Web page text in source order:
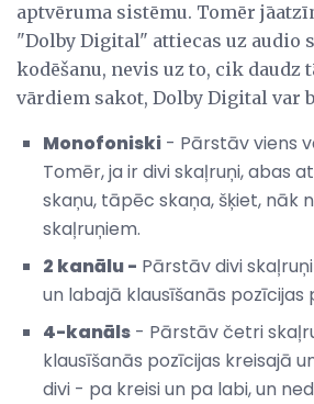
aptvēruma sistēmu. Tomēr
"Dolby Digital" attiecas uz audio
kodēšanu, nevis uz to, cik daudz
vārdiem sakot, Dolby Digital var
Monofoniski - Pārstāv viens
Tomēr, ja ir divi skaļruņi, abas
skaņu, tāpēc skaņa, šķiet, nāk
skaļruņiem.
2 kanālu - Pārstāv divi
un labajā klausīšanās pozīcijas
4-kanāls - Pārstāv četri
klausīšanās pozīcijas kreisajā
divi - pa kreisi un pa labi, un